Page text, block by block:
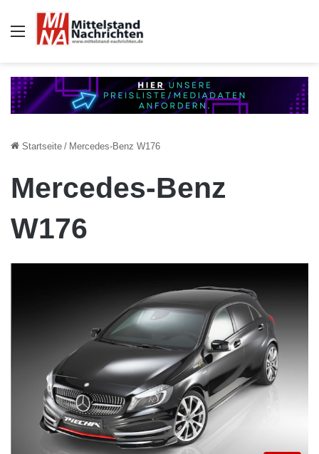
Auswahl
Startseite / Mercedes-Benz W176
Mercedes-Benz
W176